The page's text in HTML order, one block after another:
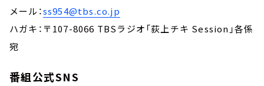
メール：ss954@tbs.co.jp
ハガキ：〒107-8066 TBSラジオ「荻上チキ Session」各係
宛
番組公式SNS